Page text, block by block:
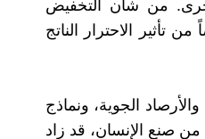
من شأن التخفيض
تأثير الاحترار الناتج
الجوية، ونماذج
من صنع الإنسان، قد زاد